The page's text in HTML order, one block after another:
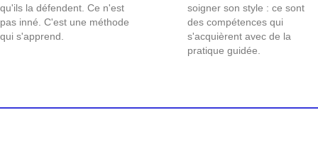
qu'ils la défendent. Ce n'est
pas inné. C'est une méthode
qui s'apprend.
soigner son style : ce sont
des compétences qui
s'acquièrent avec de la
pratique guidée.